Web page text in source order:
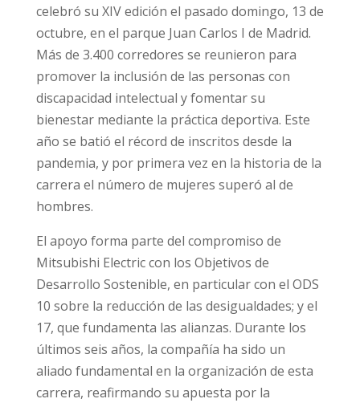
celebró su XIV edición el pasado domingo, 13 de
octubre, en el parque Juan Carlos I de Madrid.
Más de 3.400 corredores se reunieron para
promover la inclusión de las personas con
discapacidad intelectual y fomentar su
bienestar mediante la práctica deportiva. Este
año se batió el récord de inscritos desde la
pandemia, y por primera vez en la historia de la
carrera el número de mujeres superó al de
hombres.
El apoyo forma parte del compromiso de
Mitsubishi Electric con los Objetivos de
Desarrollo Sostenible, en particular con el ODS
10 sobre la reducción de las desigualdades; y el
17, que fundamenta las alianzas. Durante los
últimos seis años, la compañía ha sido un
aliado fundamental en la organización de esta
carrera, reafirmando su apuesta por la